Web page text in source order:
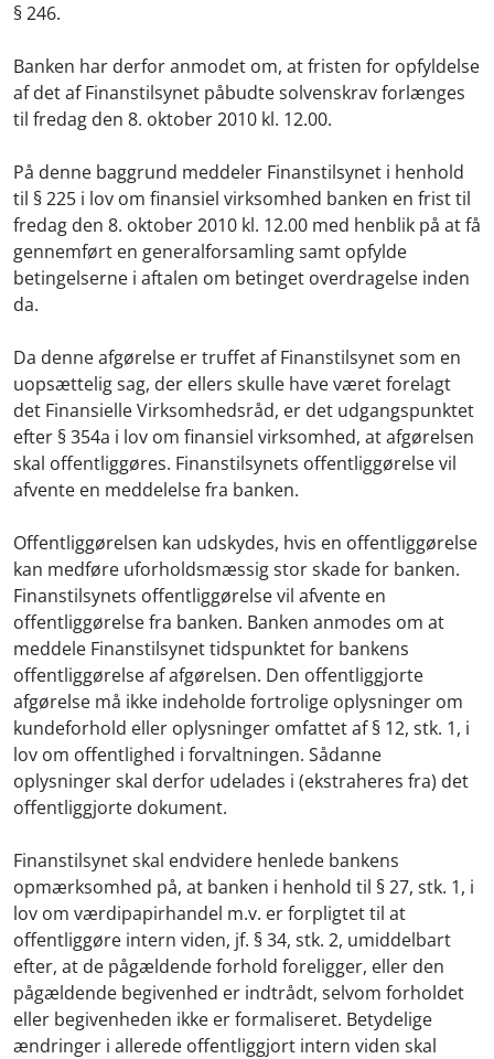
§ 246.
Banken har derfor anmodet om, at fristen for opfyldelse
af det af Finanstilsynet påbudte solvenskrav forlænges
til fredag den 8. oktober 2010 kl. 12.00.
På denne baggrund meddeler Finanstilsynet i henhold
til § 225 i lov om finansiel virksomhed banken en frist til
fredag den 8. oktober 2010 kl. 12.00 med henblik på at få
gennemført en generalforsamling samt opfylde
betingelserne i aftalen om betinget overdragelse inden
da.
Da denne afgørelse er truffet af Finanstilsynet som en
uopsættelig sag, der ellers skulle have været forelagt
det Finansielle Virksomhedsråd, er det udgangspunktet
efter § 354a i lov om finansiel virksomhed, at afgørelsen
skal offentliggøres. Finanstilsynets offentliggørelse vil
afvente en meddelelse fra banken.
Offentliggørelsen kan udskydes, hvis en offentliggørelse
kan medføre uforholdsmæssig stor skade for banken.
Finanstilsynets offentliggørelse vil afvente en
offentliggørelse fra banken. Banken anmodes om at
meddele Finanstilsynet tidspunktet for bankens
offentliggørelse af afgørelsen. Den offentliggjorte
afgørelse må ikke indeholde fortrolige oplysninger om
kundeforhold eller oplysninger omfattet af § 12, stk. 1, i
lov om offentlighed i forvaltningen. Sådanne
oplysninger skal derfor udelades i (ekstraheres fra) det
offentliggjorte dokument.
Finanstilsynet skal endvidere henlede bankens
opmærksomhed på, at banken i henhold til § 27, stk. 1, i
lov om værdipapirhandel m.v. er forpligtet til at
offentliggøre intern viden, jf. § 34, stk. 2, umiddelbart
efter, at de pågældende forhold foreligger, eller den
pågældende begivenhed er indtrådt, selvom forholdet
eller begivenheden ikke er formaliseret. Betydelige
ændringer i allerede offentliggjort intern viden skal